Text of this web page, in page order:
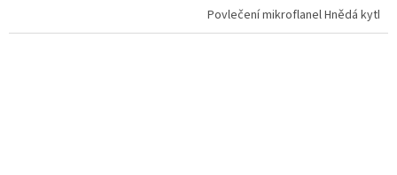
Je ideální pro zimní...
Povlečení mikroflanel Hnědá kytka